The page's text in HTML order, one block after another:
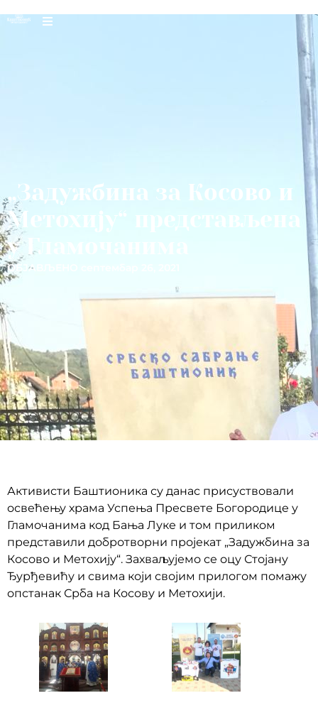
„Задужбина за Косово и
Метохију“ представљена
у Гламочанима
ОБЈАВЉЕНО
Активисти Баштионика су данас присуствовали
освећењу храма Успења Пресвете Богородице у
Гламочанима код Бања Луке и том приликом
представили добротворни пројекат „Задужбина за
Косово и Метохију“. Захваљујемо се оцу Стојану
Ђурђевићу и свима који својим прилогом помажу
опстанак Срба на Косову и Метохији.